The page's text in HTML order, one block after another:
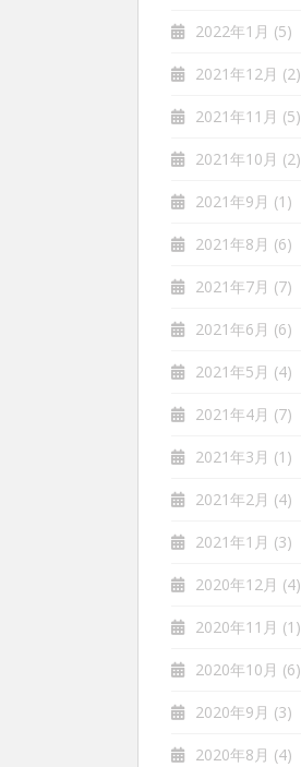
2022年1月 (5)
2021年12月 (2)
2021年11月 (5)
2021年10月 (2)
2021年9月 (1)
2021年8月 (6)
2021年7月 (7)
2021年6月 (6)
2021年5月 (4)
2021年4月 (7)
2021年3月 (1)
2021年2月 (4)
2021年1月 (3)
2020年12月 (4)
2020年11月 (1)
2020年10月 (6)
2020年9月 (3)
2020年8月 (4)